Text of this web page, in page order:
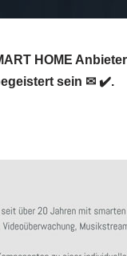
HOME
sein ✉ ✔️.